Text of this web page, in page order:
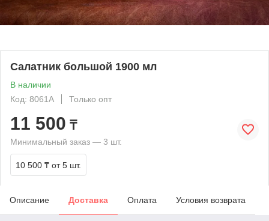
Салатник большой 1900 мл
В наличии
Код: 8061A
Только опт
11 500 ₸
Минимальный заказ — 3 шт.
10 500 ₸ от 5 шт.
Описание Доставка Оплата Условия возврата